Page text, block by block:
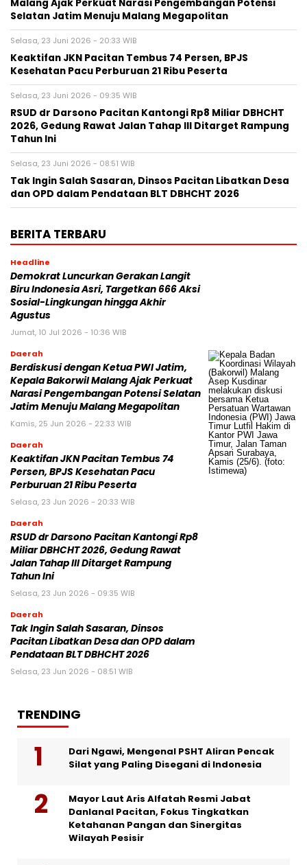
Malang Ajak Perkuat Narasi Pengembangan Potensi
Selatan Jatim Menuju Malang Megapolitan
Selasa, 23 Juni 2026 - 20:33 WIB
Keaktifan JKN Pacitan Tembus 74 Persen, BPJS
Kesehatan Pacu Perburuan 21 Ribu Peserta
Selasa, 23 Juni 2026 - 09:35 WIB
RSUD dr Darsono Pacitan Kantongi Rp8 Miliar DBHCHT
2026, Gedung Rawat Jalan Tahap III Ditarget Rampung
Tahun Ini
Selasa, 23 Juni 2026 - 08:51 WIB
Tak Ingin Salah Sasaran, Dinsos Pacitan Libatkan Desa
dan OPD dalam Pendataan BLT DBHCHT 2026
BERITA TERBARU
Headline
Demokrat Luncurkan Gerakan Langit
Biru Indonesia Asri, Targetkan 666 Aksi
Sosial-Lingkungan hingga Akhir
Agustus
Jumat, 10 Jul 2026 - 10:36 WIB
Daerah
Berdiskusi dengan Ketua PWI Jatim,
Kepala Bakorwil Malang Ajak Perkuat
Narasi Pengembangan Potensi Selatan
Jatim Menuju Malang Megapolitan
Kamis, 25 Jun 2026 - 22:33 WIB
Daerah
Keaktifan JKN Pacitan Tembus 74
Persen, BPJS Kesehatan Pacu
Perburuan 21 Ribu Peserta
Selasa, 23 Jun 2026 - 20:33 WIB
Daerah
RSUD dr Darsono Pacitan Kantongi Rp8
Miliar DBHCHT 2026, Gedung Rawat
Jalan Tahap III Ditarget Rampung
Tahun Ini
Selasa, 23 Jun 2026 - 09:35 WIB
Daerah
Tak Ingin Salah Sasaran, Dinsos
Pacitan Libatkan Desa dan OPD dalam
Pendataan BLT DBHCHT 2026
Selasa, 23 Jun 2026 - 08:51 WIB
TRENDING
Dari Ngawi, Mengenal PSHT Aliran Pencak
Silat yang Paling Disegani di Indonesia
Mayor Laut Aris Alfatah Resmi Jabat
Danlanal Pacitan, Fokus Tingkatkan
Ketahanan Pangan dan Sinergitas
Wilayah Pesisir